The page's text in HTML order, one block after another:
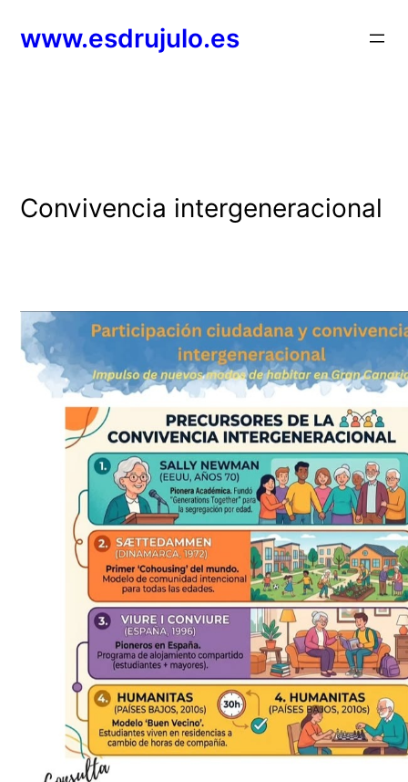
www.esdrujulo.es
Convivencia intergeneracional